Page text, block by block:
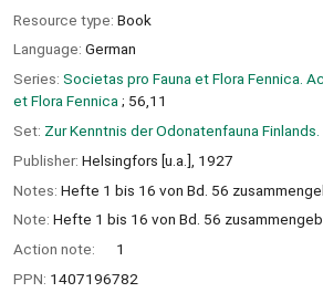
Resource type: Book
Language: German
Series: Societas pro Fauna et Flora Fennica.
et Flora Fennica ; 56,11
Set: Zur Kenntnis der Odonatenfauna Finlands.
Publisher: Helsingfors [u.a.], 1927
Notes: Hefte 1 bis 16 von Bd. 56
Note: Hefte 1 bis 16 von Bd. 56
Action note:
1
PPN: 1407196782